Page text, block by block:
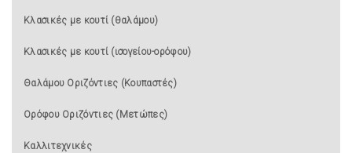
Κλασικές με κουτί (θαλάμου)
Κλασικές με κουτί (ισογείου-ορόφου)
Θαλάμου Οριζόντιες (Κουπαστές)
Ορόφου Οριζόντιες (Μετώπες)
Καλλιτεχνικές